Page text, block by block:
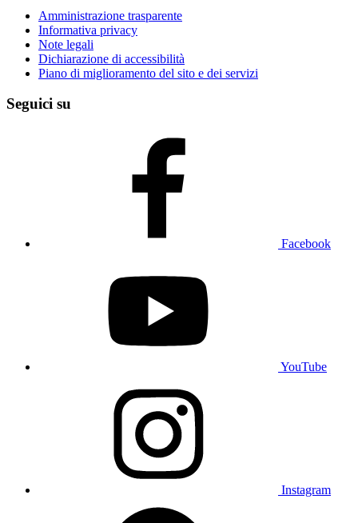
Amministrazione trasparente
Informativa privacy
Note legali
Dichiarazione di accessibilità
Piano di miglioramento del sito e dei servizi
Seguici su
Facebook
YouTube
Instagram